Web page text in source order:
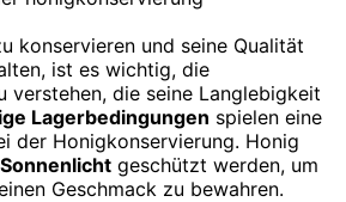
konservieren und seine Qualität
ist es wichtig, die
verstehen, die seine Langlebigkeit
Lagerbedingungen spielen eine
der Honigkonservierung. Honig
geschützt werden, um
Geschmack zu bewahren.